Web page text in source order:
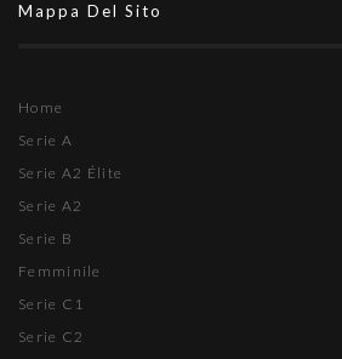
Mappa Del Sito
Home
Serie A
Serie A2 Élite
Serie A2
Serie B
Femminile
Serie C1
Serie C2